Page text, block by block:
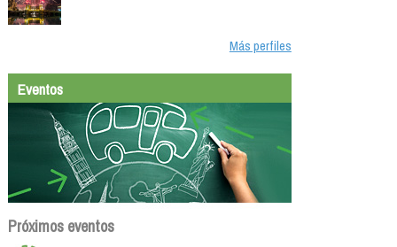
Más perfiles
Eventos
Próximos eventos